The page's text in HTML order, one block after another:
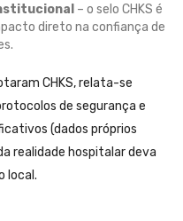
– o selo CHKS é
direto na confiança de
CHKS, relata-se
de segurança e
(dados próprios
realidade hospitalar deva
local.